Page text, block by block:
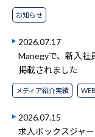
お知らせ
2026.07.17
Manegyで、新入社
掲載されました
メディア紹介実績 WEB
2026.07.15
求人ボックスジャ